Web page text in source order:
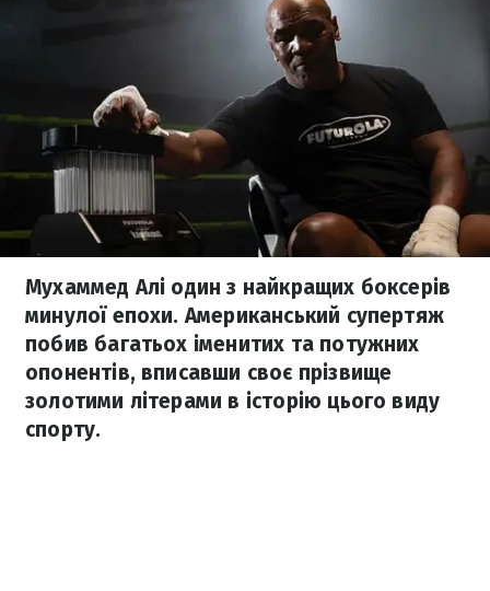
Мухаммед Алі один з найкращих боксерів
минулої епохи. Американський супертяж
побив багатьох іменитих та потужних
опонентів, вписавши своє прізвище
золотими літерами в історію цього виду
спорту.